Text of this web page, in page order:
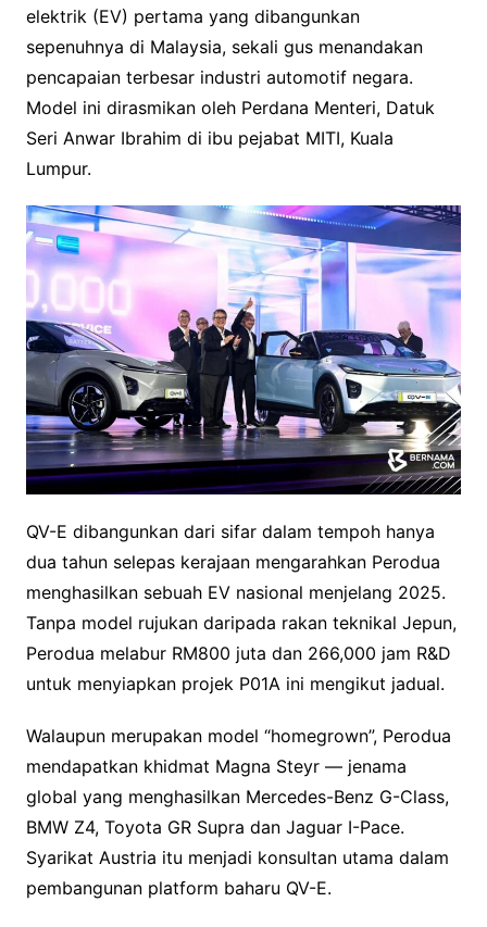
elektrik (EV) pertama yang dibangunkan
sepenuhnya di Malaysia, sekali gus menandakan
pencapaian terbesar industri automotif negara.
Model ini dirasmikan oleh Perdana Menteri, Datuk
Seri Anwar Ibrahim di ibu pejabat MITI, Kuala
Lumpur.
QV-E dibangunkan dari sifar dalam tempoh hanya
dua tahun selepas kerajaan mengarahkan Perodua
menghasilkan sebuah EV nasional menjelang 2025.
Tanpa model rujukan daripada rakan teknikal Jepun,
Perodua melabur RM800 juta dan 266,000 jam R&D
untuk menyiapkan projek P01A ini mengikut jadual.
Walaupun merupakan model “homegrown”, Perodua
mendapatkan khidmat Magna Steyr — jenama
global yang menghasilkan Mercedes-Benz G-Class,
BMW Z4, Toyota GR Supra dan Jaguar I-Pace.
Syarikat Austria itu menjadi konsultan utama dalam
pembangunan platform baharu QV-E.